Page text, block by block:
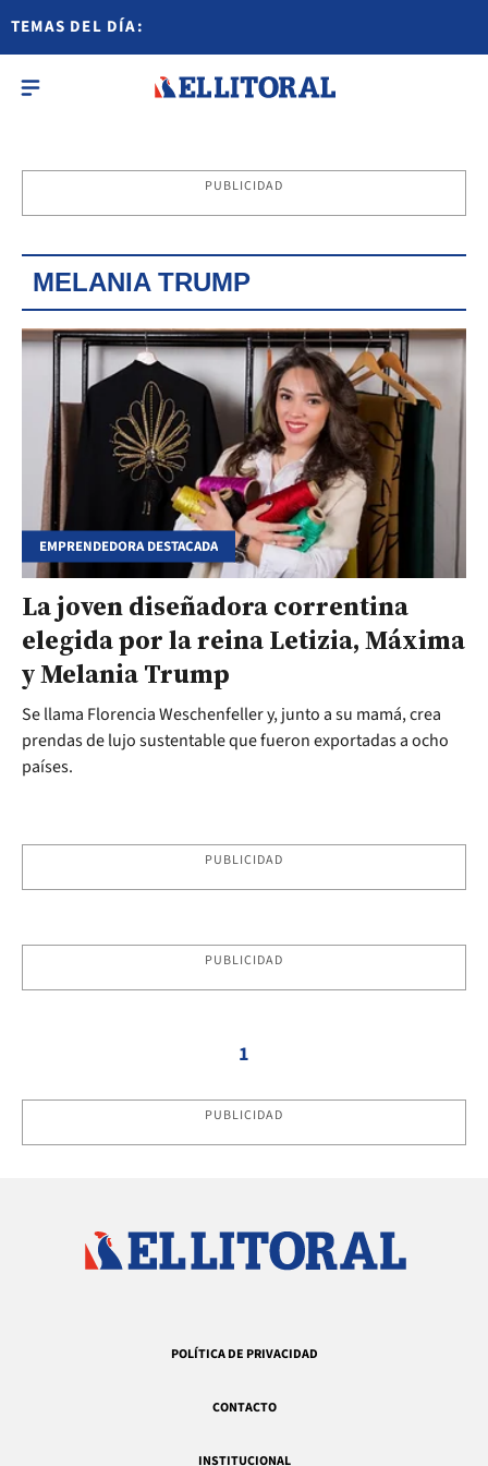
TEMAS DEL DÍA:
PUBLICIDAD
MELANIA TRUMP
EMPRENDEDORA DESTACADA
La joven diseñadora correntina
elegida por la reina Letizia, Máxima
y Melania Trump
Se llama Florencia Weschenfeller y, junto a su mamá, crea
prendas de lujo sustentable que fueron exportadas a ocho
países.
PUBLICIDAD
PUBLICIDAD
1
PUBLICIDAD
POLÍTICA DE PRIVACIDAD
CONTACTO
INSTITUCIONAL